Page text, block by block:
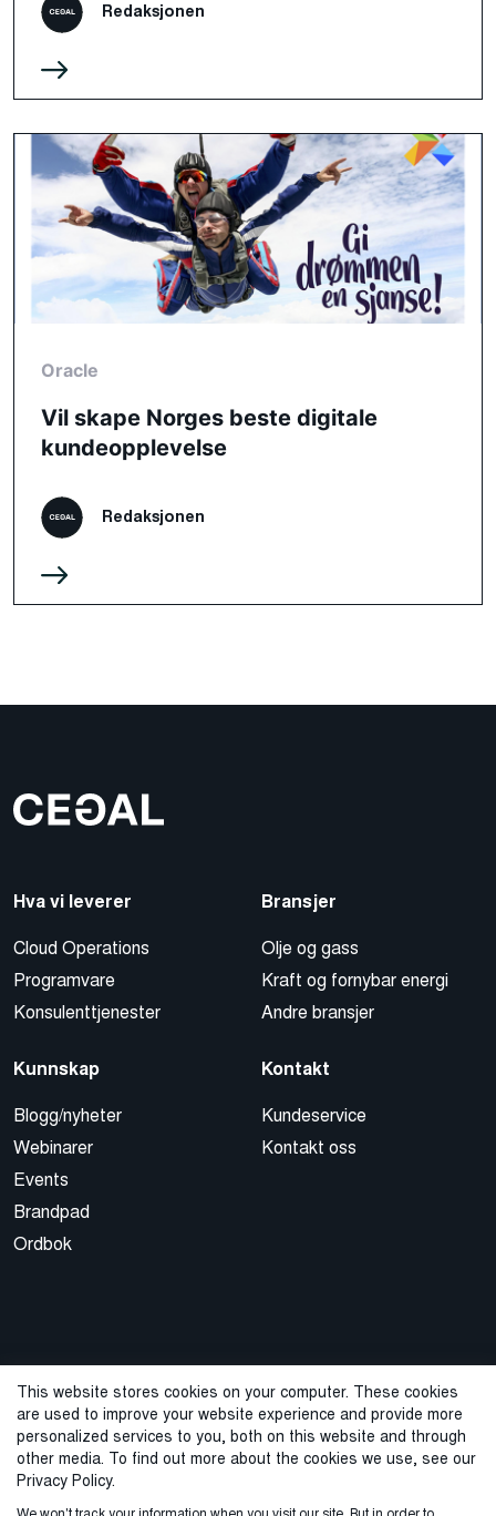
This website stores cookies on your computer. These cookies
are used to improve your website experience and provide more
personalized services to you, both on this website and through
other media. To find out more about the cookies we use, see our
Privacy Policy.
Redaksjonen
Oracle
Vil skape Norges beste digitale
kundeopplevelse
Redaksjonen
Hva vi leverer
Cloud Operations
Programvare
Konsulenttjenester
Bransjer
Olje og gass
Kraft og fornybar energi
Andre bransjer
Kunnskap
Blogg/nyheter
Webinarer
Events
Brandpad
Ordbok
Kontakt
Kundeservice
Kontakt oss
© 2026 Cegal
Privacy Policy